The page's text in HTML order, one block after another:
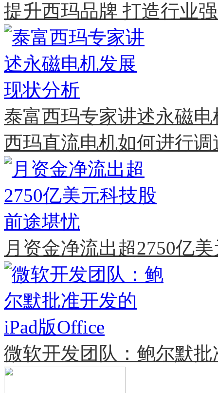
提升西玛品牌 打造行业
泰富西玛专家讲述永磁
西玛直流电机如何进行调
月资金净流出超2750亿
微软开发团队：鲍尔默批